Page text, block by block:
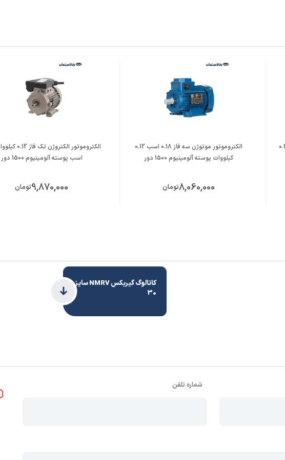
فاز 0.25 اسب 0.18
الکتروموتور موتوژن سه فاز 0.18 اسب 0.12
کیلووات پوسته آلومینیوم 1500 دور
8,060,000تومان
اسب پوسته آلومینیوم 1500 دور
9,870,000تومان
کاتالوگ گیربکس NMRV سایز
30
شماره تلفن